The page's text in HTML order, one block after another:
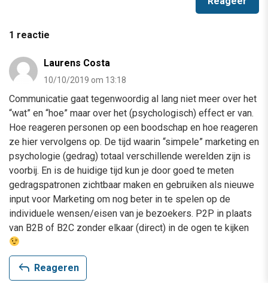
1 reactie
Laurens Costa
10/10/2019 om 13:18
Communicatie gaat tegenwoordig al lang niet meer over het
“wat” en “hoe” maar over het (psychologisch) effect er van.
Hoe reageren personen op een boodschap en hoe reageren
ze hier vervolgens op. De tijd waarin “simpele” marketing en
psychologie (gedrag) totaal verschillende werelden zijn is
voorbij. En is de huidige tijd kun je door goed te meten
gedragspatronen zichtbaar maken en gebruiken als nieuwe
input voor Marketing om nog beter in te spelen op de
individuele wensen/eisen van je bezoekers. P2P in plaats
van B2B of B2C zonder elkaar (direct) in de ogen te kijken
reply Reageren